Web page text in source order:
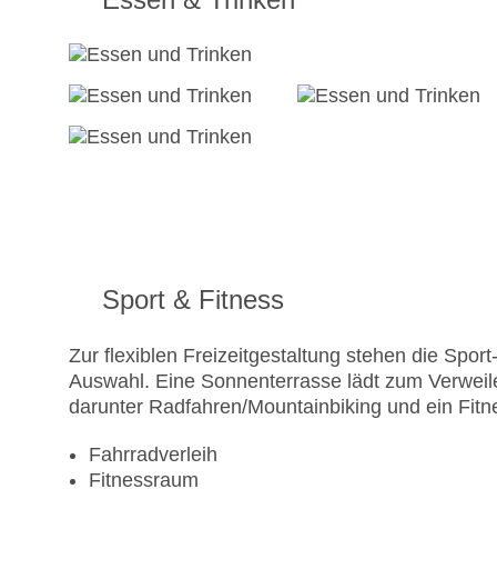
Sport & Fitness
Zur flexiblen Freizeitgestaltung stehen die
Auswahl. Eine Sonnenterrasse lädt zum
darunter Radfahren/Mountainbiking und ein
Fahrradverleih
Fitnessraum